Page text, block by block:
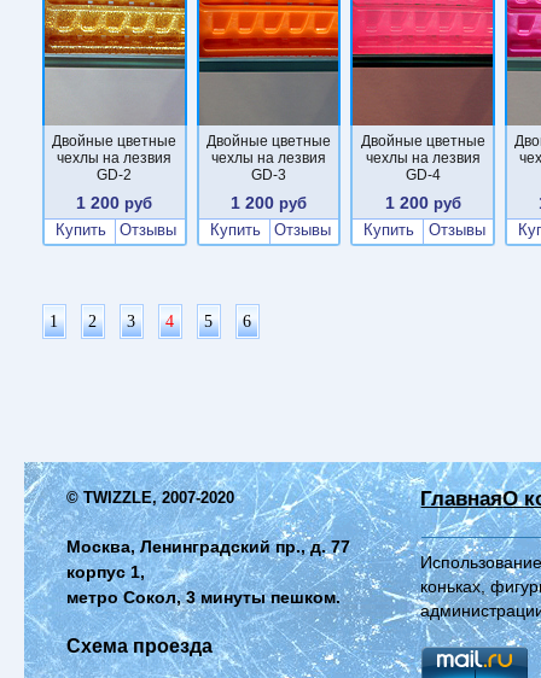
Двойные цветные
чехлы на лезвия
GD-2
1 200 руб
Купить
Отзывы
Двойные цветные
чехлы на лезвия
GD-3
1 200 руб
Купить
Отзывы
Двойные цветные
чехлы на лезвия
GD-4
1 200руб
Купить
Отзывы
1 2 3 4 5 6
© TWIZZLE, 2007-2020
Москва, Ленинградский пр., д. 77
корпус 1,
метро Сокол, 3 минуты пешком.
Схема проезда
ГлавнаяО
коньках,